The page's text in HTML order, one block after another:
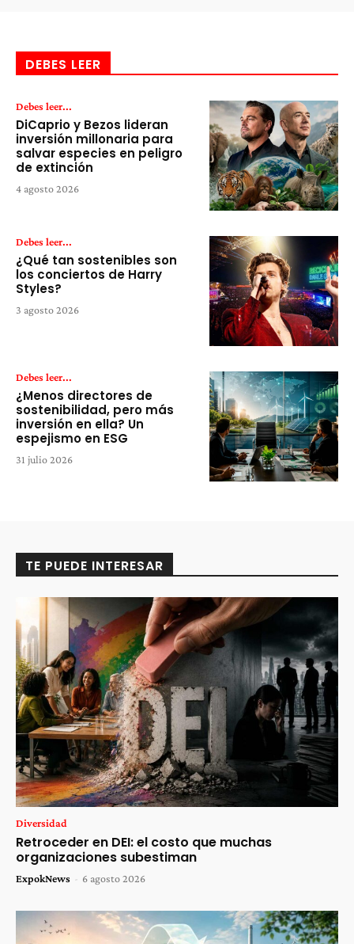
DEBES LEER
Debes leer...
DiCaprio y Bezos lideran
inversión millonaria para
salvar especies en peligro
de extinción
4 agosto 2026
Debes leer...
¿Qué tan sostenibles son
los conciertos de Harry
Styles?
3 agosto 2026
Debes leer...
¿Menos directores de
sostenibilidad, pero más
inversión en ella? Un
espejismo en ESG
31 julio 2026
TE PUEDE INTERESAR
Diversidad
Retroceder en DEI: el costo que muchas
organizaciones subestiman
ExpokNews - 6 agosto 2026